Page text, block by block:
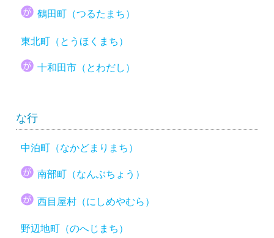
鶴田町（つるたまち）
東北町（とうほくまち）
十和田市（とわだし）
な行
中泊町（なかどまりまち）
南部町（なんぶちょう）
西目屋村（にしめやむら）
野辺地町（のへじまち）